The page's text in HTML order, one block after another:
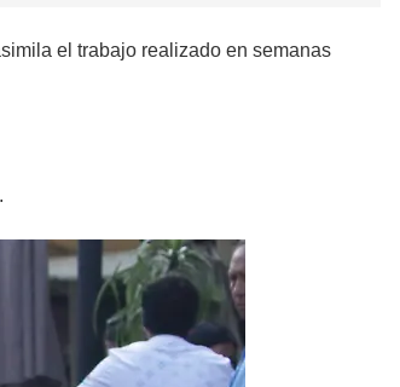
el trabajo realizado en semanas